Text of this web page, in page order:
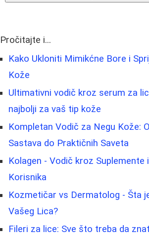
Pročitajte i...
Kako Ukloniti Mimikćne Bore i
Kože
Ultimativni vodič kroz serum za
najbolji za vaš tip kože
Kompletan Vodič za Negu Kože:
Sastava do Praktičnih Saveta
Kolagen - Vodič kroz Suplemente
Korisnika
Kozmetičar vs Dermatolog - Šta
Vašeg Lica?
Fileri za lice: Sve što treba da